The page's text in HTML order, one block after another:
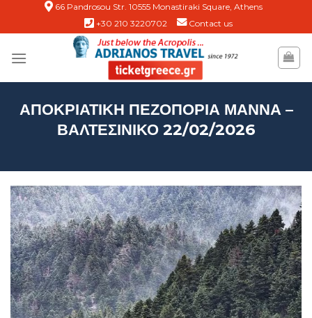
66 Pandrosou Str. 10555 Monastiraki Square, Athens
+30 210 3220702
Contact us
ΑΠΟΚΡΙΑΤΙΚΗ ΠΕΖΟΠΟΡΙΑ ΜΑΝΝΑ –
ΒΑΛΤΕΣΙΝΙΚΟ 22/02/2026